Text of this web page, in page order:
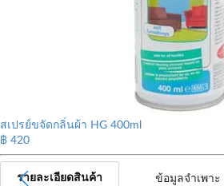
สเปรย์ขจัดกลิ่นผ้า HG 400ml
฿ 420
รายละเอียดสินค้า ข้อมูลจำเพาะ